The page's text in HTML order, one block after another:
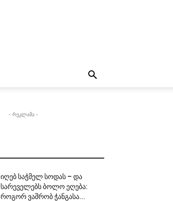
- რეკლამა -
იღებ საჭმელ სოდას – და
სარეველებს ბოლო ეღება:
როგორ ვაშრობ ჭანგასა...